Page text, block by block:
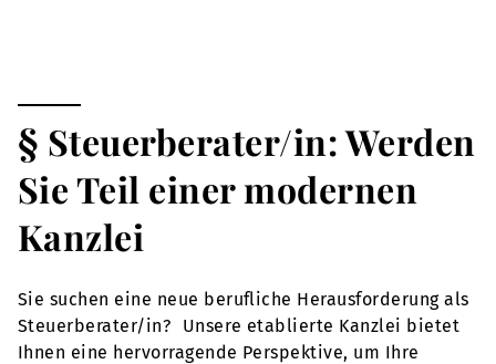
§ Steuerberater/in: Werden
Sie Teil einer modernen
Kanzlei
Sie suchen eine neue berufliche Herausforderung als
Steuerberater/in? Unsere etablierte Kanzlei bietet
Ihnen eine hervorragende Perspektive, um Ihre